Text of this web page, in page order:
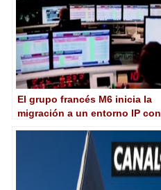
El grupo francés M6 inicia la
migración a un entorno IP con